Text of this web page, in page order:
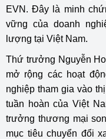
EVN. Đây là minh
vững của doanh
lượng tại Việt Nam.
Thứ trưởng Nguyễn
mở rộng các hoạt
nghiệp tham gia vào
tuần hoàn của Việt
trưởng thương mại
mục tiêu chuyển đổi